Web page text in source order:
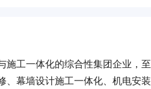
施工一体化的综合性集团企业，至
、幕墙设计施工一体化、机电安装